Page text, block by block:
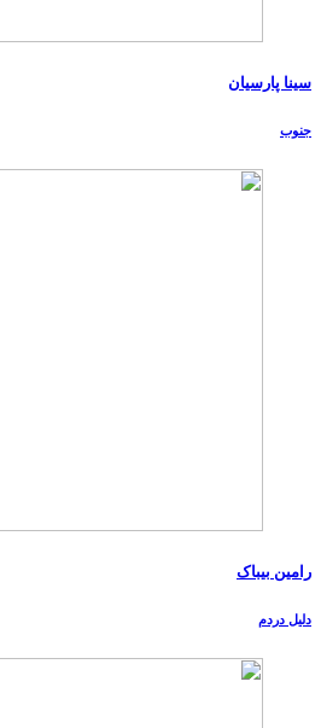
سینا پارسیان
جنوب
رامین بیباک
دلیل دردم